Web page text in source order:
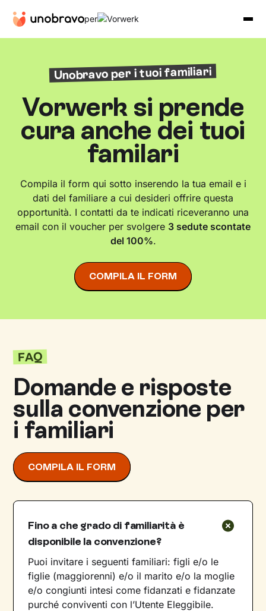
per
Unobravo per i tuoi familiari
Vorwerk si prende
cura anche dei tuoi
familari
Compila il form qui sotto inserendo la tua email e i
dati del familiare a cui desideri offrire questa
opportunità. I contatti da te indicati riceveranno una
email con il voucher per svolgere 3 sedute scontate
del 100%.
COMPILA IL FORM
FAQ
Domande e risposte
sulla convenzione per
i familiari
COMPILA IL FORM
Fino a che grado di familiarità è
disponibile la convenzione?
Puoi invitare i seguenti familiari: figli e/o le
figlie (maggiorenni) e/o il marito e/o la moglie
e/o congiunti intesi come fidanzati e fidanzate
purché conviventi con l’Utente Eleggibile.